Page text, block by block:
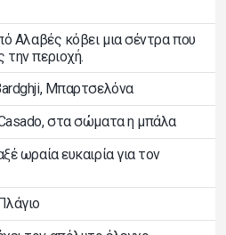
Αλαβές κόβει μια σέντρα που
την περιοχή.
Μπαρτσελόνα
στα σώματα η μπάλα
ωραία ευκαιρία για τον